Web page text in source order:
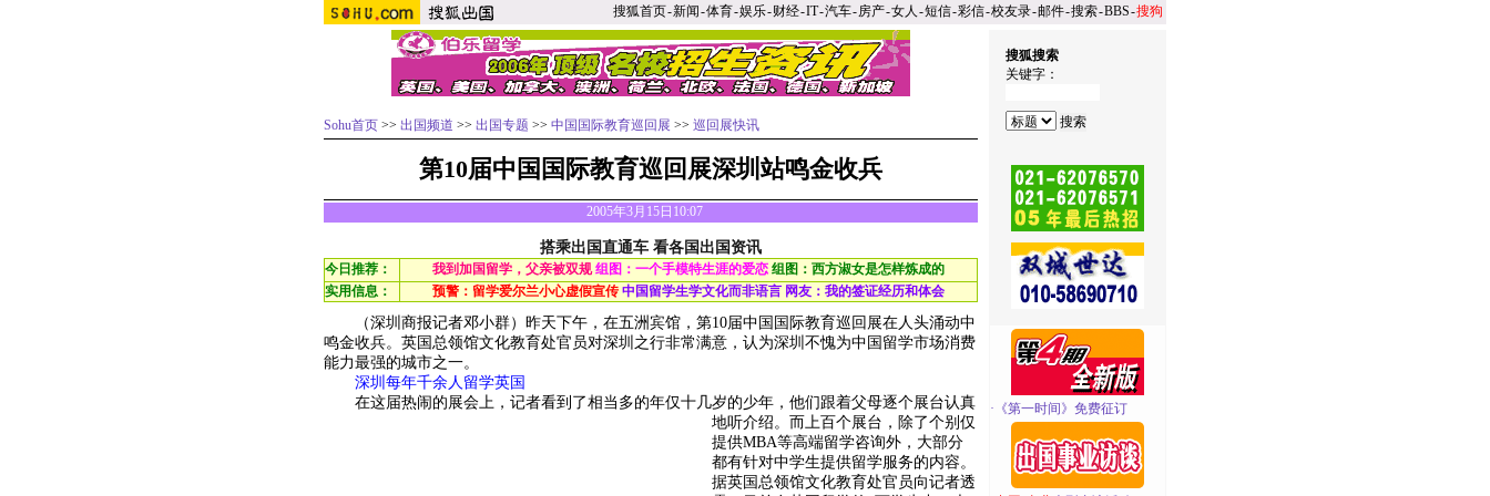
搜狐首页-新闻-体育-娱乐-财经-IT-汽车-房产-女人 -短信-彩信-校友录-邮件-搜索-BBS-搜狗
Sohu首页 >> 出国频道 >> 出国专题 >> 中国国际教育巡回展 >> 巡回展快讯
第10届中国国际教育巡回展深圳站鸣金收兵
2005年3月15日10:07
搭乘出国直通车 看各国出国资讯
今日推荐： 我到加国留学，父亲被双规 组图：一个手模特生涯的爱恋 组图：西方淑女是怎样炼成的
实用信息：
预警：留学爱尔兰小心虚假宣传 中国留学生学文化而非语言 网友：我的签证经历和体会
（深圳商报记者邓小群）昨天下午，在五洲宾馆，第10届中国国际教育巡回展在人头涌动中
鸣金收兵。英国总领馆文化教育处官员对深圳之行非常满意，认为深圳不愧为中国留学市场消费
能力最强的城市之一。
深圳每年千余人留学英国
在这届热闹的展会上，记者看到了相当多的年仅十几岁的少年，他们跟着父母逐个展台认真
地听介绍。 而上百个展台，除了个别仅
提供MBA等高端留学咨询外，大部分
都有针对中学生提供留学服务的内容。
据英国总领馆文化教育处官员向记者透
搜狐搜索
关键字：
· 《第一时间》免费征订